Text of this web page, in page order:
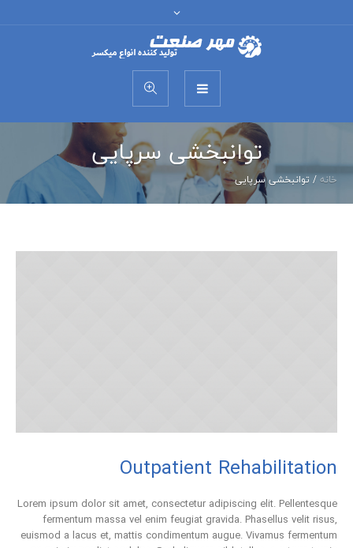
توانبخشی سرپایی
خانه/ توانبخشی سرپایی
Outpatient Rehabilitation
Lorem ipsum dolor sit amet, consectetur adipiscing elit. Pellentesque
fermentum massa vel enim feugiat gravida. Phasellus velit risus,
euismod a lacus et, mattis condimentum augue. Vivamus fermentum